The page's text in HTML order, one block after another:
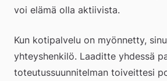
voi elämä olla aktiivista.
Kun kotipalvelu on myönnetty,
yhteyshenkilö. Laaditte yhdessä
toteutussuunnitelman toiveittesi